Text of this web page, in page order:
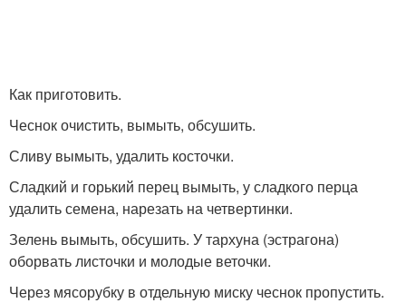
Как приготовить.
Чеснок очистить, вымыть, обсушить.
Сливу вымыть, удалить косточки.
Сладкий и горький перец вымыть, у сладкого перца
удалить семена, нарезать на четвертинки.
Зелень вымыть, обсушить. У тархуна (эстрагона)
оборвать листочки и молодые веточки.
Через мясорубку в отдельную миску чеснок пропустить.